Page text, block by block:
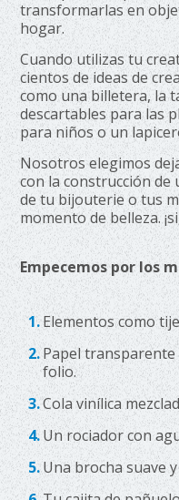
transformarlas en
hogar.
Cuando utilizas tu
cientos de ideas de
como una billetera, la
descartables para las
para niños o un
Nosotros elegimos
con la construcción de
de tu bijouterie o tus
momento de belleza.
Empecemos por los
Elementos como
Papel
folio.
Cola vinílica
Un rociador con
Una brocha suave